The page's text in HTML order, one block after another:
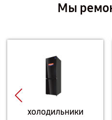
Мы
ХОЛОДИЛЬНИКИ